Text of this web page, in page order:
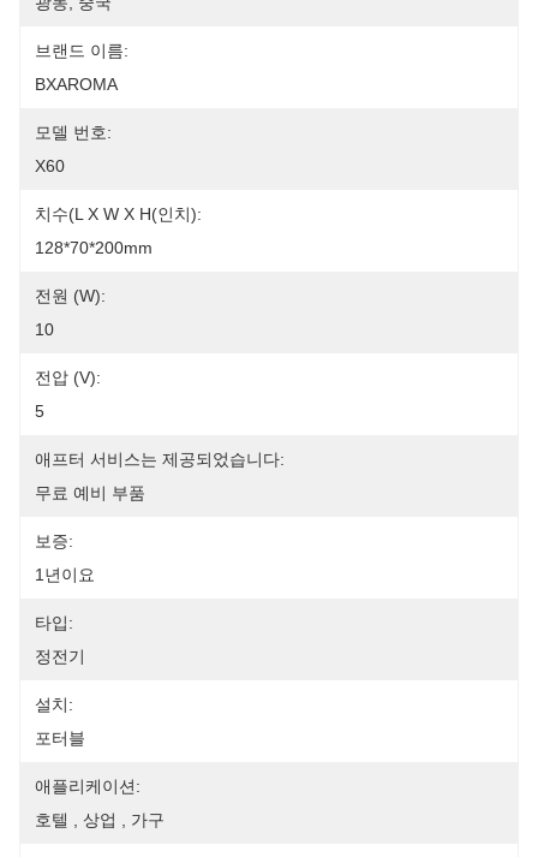
브랜드 이름:
BXAROMA
모델 번호:
X60
치수(L X W X H(인치):
128*70*200mm
전원 (W):
10
전압 (V):
5
애프터 서비스는 제공되었습니다:
무료 예비 부품
보증:
1년이요
타입:
정전기
설치:
포터블
애플리케이션:
호텔 , 상업 , 가구